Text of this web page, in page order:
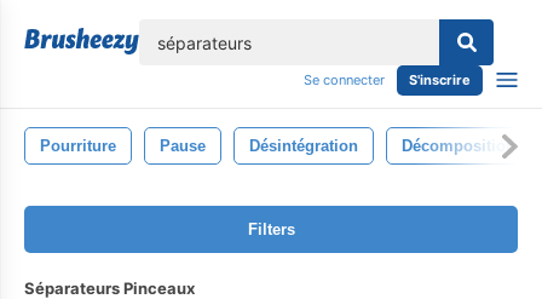
Se connecter S'inscrire
Pourriture Pause Désintégration Décomposition
Filters
Séparateurs Pinceaux